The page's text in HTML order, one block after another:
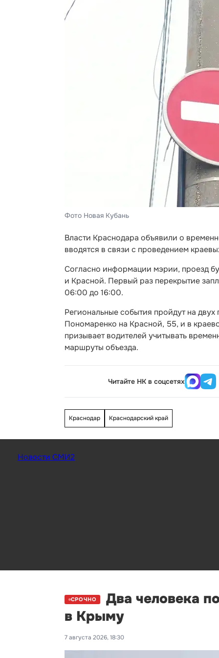
Фото Новая Кубань
Власти Краснодара объявили о
вводятся в связи с проведением
Согласно информации мэрии, проезд
и Красной. Первый раз перекрытие
06:00 до 16:00.
Региональные события пройдут на
Пономаренко на Красной, 55, и в
призывает водителей учитывать
маршруты объезда.
Читайте НК в соцсетях
Краснодар Краснодарский край
Новости СМИ2
СРОЧНО
Два человека
в Крыму
7 августа 2026, 18:30